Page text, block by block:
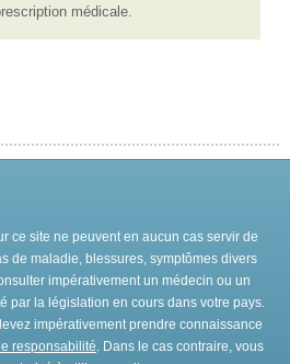
médicale.
ce site ne peuvent en aucun cas servir de
de maladie, blessures, symptômes divers
impérativement un médecin ou un
par la législation en cours dans votre pays.
impérativement prendre connaissance
responsabilité. Dans le cas contraire, vous